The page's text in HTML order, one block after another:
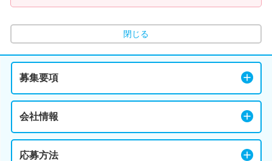
閉じる
募集要項
会社情報
応募方法